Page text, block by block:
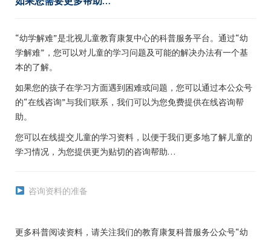
“幼学解难”是北视儿童教育康复中心的科普服务平台。通过“幼
学解难”，您可以对儿童的学习问题及可能的解决办法有一个基
本的了解。
如果您的孩子在学习方面遇到困难或问题，您可以通过本公众号
的“在线咨询”与我们联系，我们可以为您免费提供在线咨询帮
助。
您可以在线提交儿童的学习资料，以便于我们更多地了解儿童的
学习情况，为您提供更为贴切的咨询帮助…
咨询资料的准备
更多科普阅读资料，请关注我们的教育康复科普服务公众号“幼